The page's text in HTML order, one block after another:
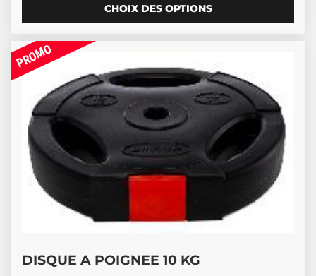
CHOIX DES OPTIONS
DISQUE A POIGNEE 10 KG